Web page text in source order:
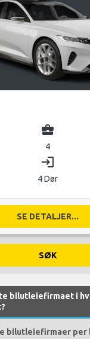
business_center
4
login
4 Dør
SE DETALJER...
SØK
bilutleiefirmaet i
bilutleiefirmaer per